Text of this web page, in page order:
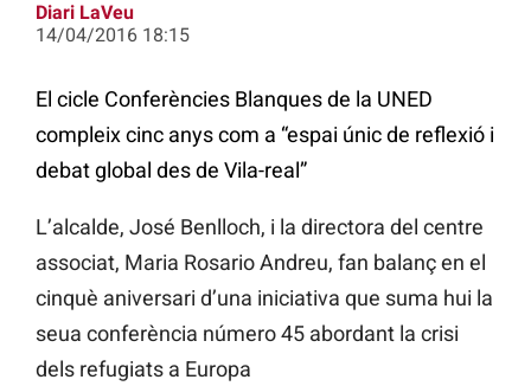
Diari LaVeu
14/04/2016 18:15
El cicle Conferències Blanques de la UNED
compleix cinc anys com a “espai únic de reflexió i
debat global des de Vila-real”
L’alcalde, José Benlloch, i la directora del centre
associat, Maria Rosario Andreu, fan balanç en el
cinquè aniversari d’una iniciativa que suma hui la
seua conferència número 45 abordant la crisi
dels refugiats a Europa